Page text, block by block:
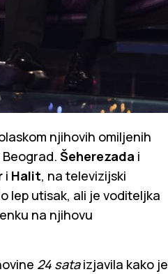
njihovih omiljenih
Beograd. Šeherezada i
i Halit, na televizijski
lep utisak, ali je voditeljka
na njihovu
24 sataizjavila kako je